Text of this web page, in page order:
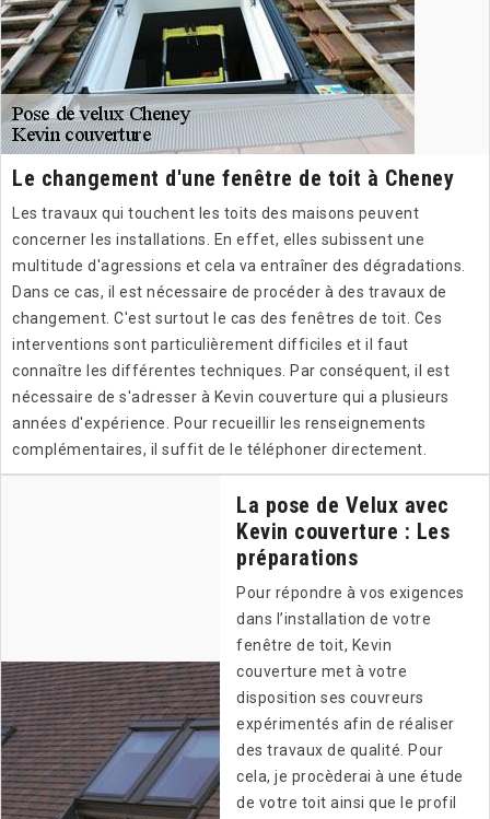
Le changement d'une fenêtre de toit à Cheney
Les travaux qui touchent les toits des maisons peuvent
concerner les installations. En effet, elles subissent une
multitude d'agressions et cela va entraîner des dégradations.
Dans ce cas, il est nécessaire de procéder à des travaux de
changement. C'est surtout le cas des fenêtres de toit. Ces
interventions sont particulièrement difficiles et il faut
connaître les différentes techniques. Par conséquent, il est
nécessaire de s'adresser à Kevin couverture qui a plusieurs
années d'expérience. Pour recueillir les renseignements
complémentaires, il suffit de le téléphoner directement.
La pose de Velux avec
Kevin couverture : Les
préparations
Pour répondre à vos exigences
dans l’installation de votre
fenêtre de toit, Kevin
couverture met à votre
disposition ses couvreurs
expérimentés afin de réaliser
des travaux de qualité. Pour
cela, je procèderai à une étude
de votre toit ainsi que le profil